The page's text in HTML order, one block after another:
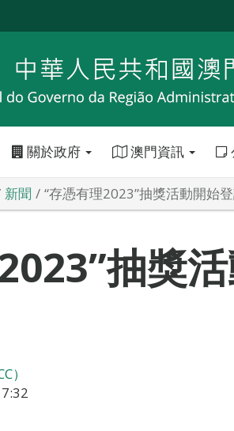
關於政府 澳門資訊
新聞 “存憑有理2023”抽獎活動開始
抽獎
）